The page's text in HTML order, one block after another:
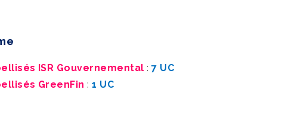
ISR Gouvernemental:7 UC
GreenFin:1 UC